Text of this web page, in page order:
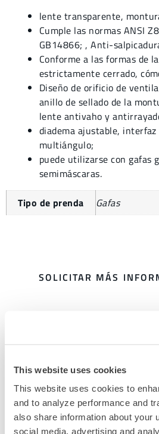
This website uses cookies
This website uses cookies to
and to analyze performance and
also share information about your
social media, advertising and
lente transparente,
Cumple las normas ANSI
GB14866; , Anti-
Conforme a las formas de
estrictamente cerrado,
Diseño de orificio de
anillo de sellado de la
lente antivaho y
diadema ajustable,
multiángulo;
puede utilizarse con gafas
semimáscaras.
Tipo de prenda Gafas
SOLICITAR MÁS